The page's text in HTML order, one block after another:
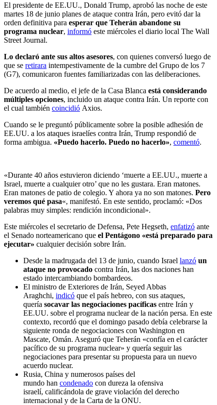
El presidente de EE.UU., Donald Trump, aprobó las noche de este
martes 18 de junio planes de ataque contra Irán, pero evitó dar la
orden definitiva para esperar que Teherán abandone su
programa nuclear, informó este miércoles el diario local The Wall
Street Journal.
Lo declaró ante sus altos asesores, con quienes conversó luego de
que se retirara intempestivamente de la cumbre del Grupo de los 7
(G7), comunicaron fuentes familiarizadas con las deliberaciones.
De acuerdo al medio, el jefe de la Casa Blanca está considerando
múltiples opciones, incluido un ataque contra Irán. Un reporte con
el cual también coincidió Axios.
Cuando se le preguntó públicamente sobre la posible adhesión de
EE.UU. a los ataques israelíes contra Irán, Trump respondió de
forma ambigua. «Puedo hacerlo. Puedo no hacerlo», comentó.
«Durante 40 años estuvieron diciendo ‘muerte a EE.UU., muerte a
Israel, muerte a cualquier otro’ que no les gustara. Eran matones.
Eran matones de patio de colegio. Y ahora ya no son matones. Pero
veremos qué pasa«, manifestó. En este sentido, proclamó: «Dos
palabras muy simples: rendición incondicional».
Este miércoles el secretario de Defensa, Pete Hegseth, enfatizó ante
el Senado norteamericano que el Pentágono «está preparado para
ejecutar» cualquier decisión sobre Irán.
Desde la madrugada del 13 de junio, cuando Israel lanzó un
ataque no provocado contra Irán, las dos naciones han
estado intercambiando bombardeos.
El ministro de Exteriores de Irán, Seyed Abbas
Araghchi, indicó que el país hebreo, con sus ataques,
quería socavar las negociaciones pacíficas entre Irán y
EE.UU. sobre el programa nuclear de la nación persa. En este
contexto, recordó que el domingo pasado debía celebrarse la
siguiente ronda de negociaciones con Washington en
Mascate, Omán. Aseguró que Teherán «confía en el carácter
pacífico de su programa nuclear» y quería seguir las
negociaciones para presentar su propuesta para un nuevo
acuerdo nuclear.
Rusia, China y numerosos países del
mundo han condenado con dureza la ofensiva
israelí, calificándola de grave violación del derecho
internacional y de la Carta de la ONU.